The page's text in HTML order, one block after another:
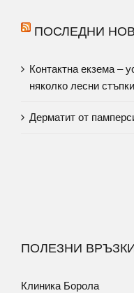
ПОСЛЕДНИ
Контактна екзема –
няколко лесни стъпки
Дерматит от
ПОЛЕЗНИ
Клиника Борола